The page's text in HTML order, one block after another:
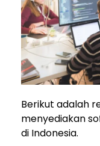
Berikut adalah
menyediakan
di Indonesia.